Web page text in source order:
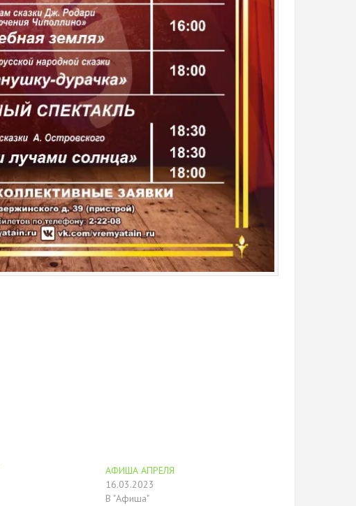
АФИША АПРЕЛЯ
16.03.2023
В "Афиша"